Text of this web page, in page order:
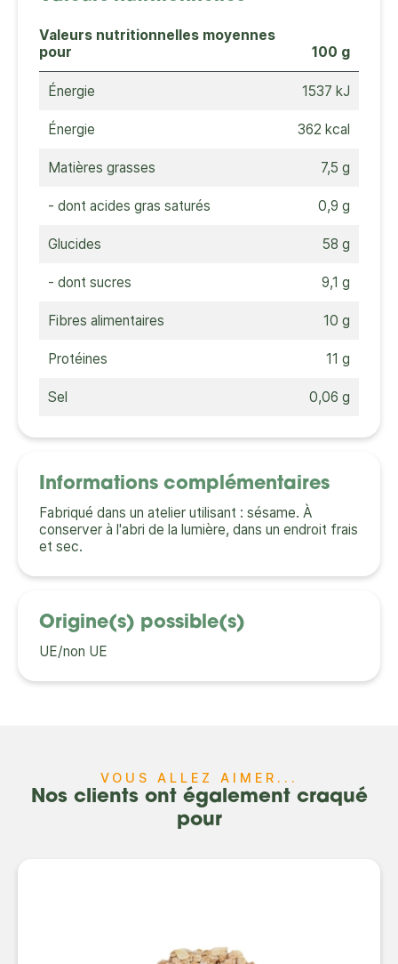
Valeurs nutritionnelles moyennes
pour
100 g
Énergie 1537 kJ
Énergie 362 kcal
Matières grasses 7,5 g
- dont acides gras saturés 0,9 g
Glucides 58 g
- dont sucres 9,1 g
Fibres alimentaires 10 g
Protéines 11 g
Sel 0,06 g
Informations complémentaires
Fabriqué dans un atelier utilisant : sésame. À
conserver à l'abri de la lumière, dans un endroit frais
et sec.
Origine(s) possible(s)
UE/non UE
VOUS ALLEZ AIMER...
Nos clients ont également craqué
pour